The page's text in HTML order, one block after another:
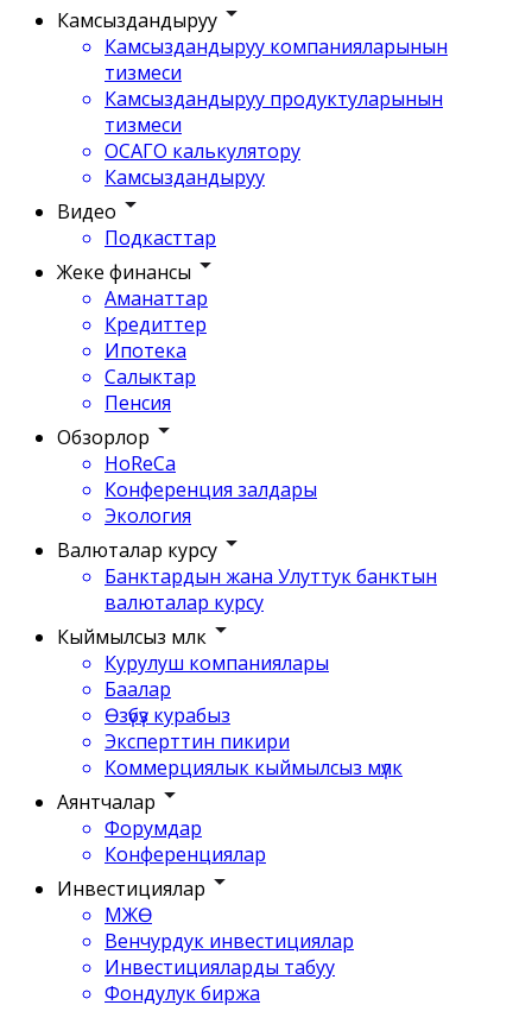
Камсыздандыруу
Камсыздандыруу компанияларынын
тизмеси
Камсыздандыруу продуктуларынын
тизмеси
ОСАГО калькулятору
Камсыздандыруу
Видео
Подкасттар
Жеке финансы
Аманаттар
Кредиттер
Ипотека
Салыктар
Пенсия
Обзорлор
HoReCa
Конференция залдары
Экология
Валюталар курсу
Банктардын жана Улуттук банктын
валюталар курсу
Кыймылсыз мүлк
Курулуш компаниялары
Баалар
Өзүбүз курабыз
Эксперттин пикири
Коммерциялык кыймылсыз мүлк
Аянтчалар
Форумдар
Конференциялар
Инвестициялар
МЖӨ
Венчурдук инвестициялар
Инвестицияларды табуу
Фондулук биржа